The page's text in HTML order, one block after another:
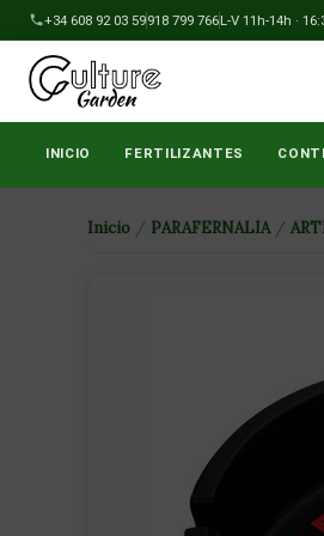
al
contenido
+34 608 92 03 59918 799 766L-V 11h-14h ·
ENVÍOS A
INICIO FERTILIZANTES
Inicio / PARAFERNALIA /